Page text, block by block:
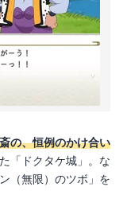
の、恒例のかけ合い
「ドクタケ城」。な
（無限）のツボ」を